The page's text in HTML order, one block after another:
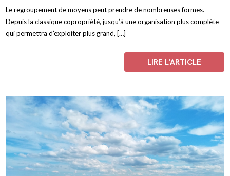
Le regroupement de moyens peut prendre de nombreuses formes.
Depuis la classique copropriété, jusqu’à une organisation plus complète
qui permettra d’exploiter plus grand, […]
LIRE L'ARTICLE